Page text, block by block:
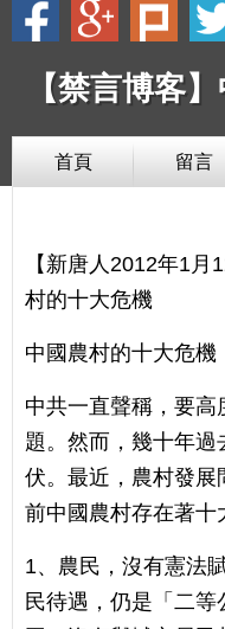
【禁言博客
首頁 留言
【新唐人2012年1
村的十大危機
中國農村的十大危機
中共一直聲稱，要高
題。然而，幾十年
伏。最近，農村發展
前中國農村存在著十
1、農民，沒有憲法
民待遇，仍是「二